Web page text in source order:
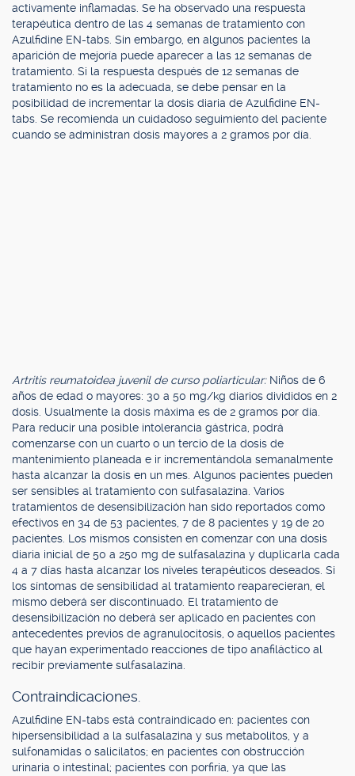
activamente inflamadas. Se ha observado una respuesta
terapéutica dentro de las 4 semanas de tratamiento con
Azulfidine EN-tabs. Sin embargo, en algunos pacientes la
aparición de mejoría puede aparecer a las 12 semanas de
tratamiento. Si la respuesta después de 12 semanas de
tratamiento no es la adecuada, se debe pensar en la
posibilidad de incrementar la dosis diaria de Azulfidine EN-
tabs. Se recomienda un cuidadoso seguimiento del paciente
cuando se administran dosis mayores a 2 gramos por día.
Artritis reumatoidea juvenil de curso poliarticular: Niños de 6
años de edad o mayores: 30 a 50 mg/kg diarios divididos en 2
dosis. Usualmente la dosis máxima es de 2 gramos por día.
Para reducir una posible intolerancia gástrica, podrá
comenzarse con un cuarto o un tercio de la dosis de
mantenimiento planeada e ir incrementándola semanalmente
hasta alcanzar la dosis en un mes. Algunos pacientes pueden
ser sensibles al tratamiento con sulfasalazina. Varios
tratamientos de desensibilización han sido reportados como
efectivos en 34 de 53 pacientes, 7 de 8 pacientes y 19 de 20
pacientes. Los mismos consisten en comenzar con una dosis
diaria inicial de 50 a 250 mg de sulfasalazina y duplicarla cada
4 a 7 días hasta alcanzar los niveles terapéuticos deseados. Si
los síntomas de sensibilidad al tratamiento reaparecieran, el
mismo deberá ser discontinuado. El tratamiento de
desensibilización no deberá ser aplicado en pacientes con
antecedentes previos de agranulocitosis, o aquellos pacientes
que hayan experimentado reacciones de tipo anafiláctico al
recibir previamente sulfasalazina.
Contraindicaciones.
Azulfidine EN-tabs está contraindicado en: pacientes con
hipersensibilidad a la sulfasalazina y sus metabolitos, y a
sulfonamidas o salicilatos; en pacientes con obstrucción
urinaria o intestinal; pacientes con porfiria, ya que las